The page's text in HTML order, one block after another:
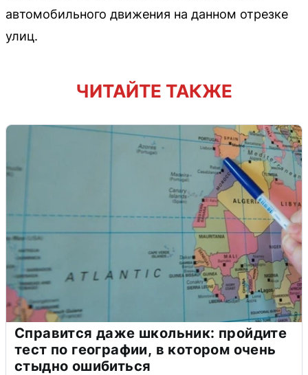
автомобильного движения на данном отрезке
улиц.
ЧИТАЙТЕ ТАКЖЕ
Справится даже школьник: пройдите
тест по географии, в котором очень
стыдно ошибиться